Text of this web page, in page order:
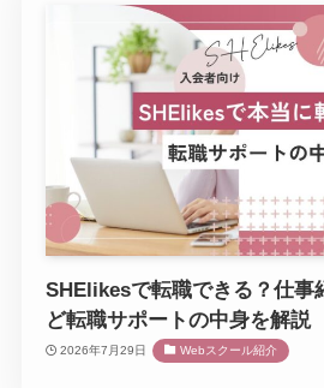
SHElikesで転職できる？仕事
ど転職サポートの中身を解説
2026年7月29日 Webスクール紹介